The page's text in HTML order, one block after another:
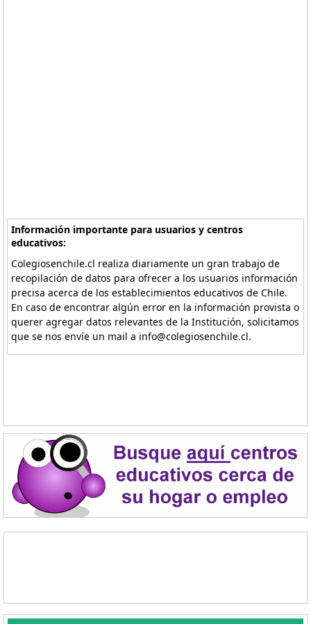
Información importante para usuarios y centros
educativos:
Colegiosenchile.cl realiza diariamente un gran trabajo de
recopilación de datos para ofrecer a los usuarios información
precisa acerca de los establecimientos educativos de Chile.
En caso de encontrar algún error en la información provista o
querer agregar datos relevantes de la Institución, solicitamos
que se nos envíe un mail a info@colegiosenchile.cl.